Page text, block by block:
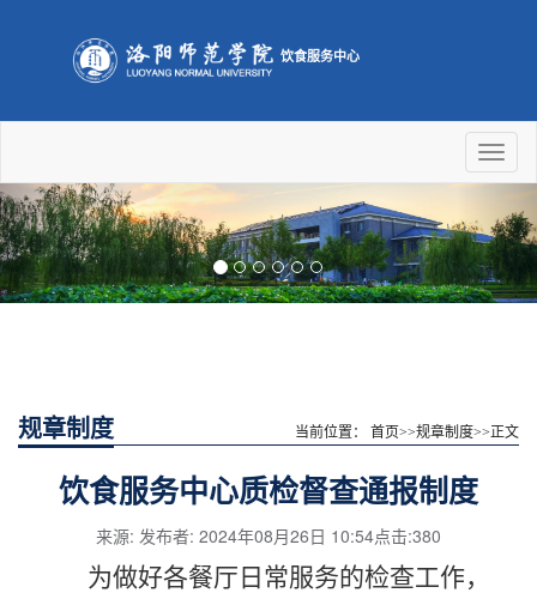
饮食服务中心
Previous
规章制度 当前位置： 首页>>规章制度>>正文
饮食服务中心质检督查通报制度
来源: 发布者: 2024年08月26日 10:54点击:380
为做好各餐厅日常服务的检查工作，